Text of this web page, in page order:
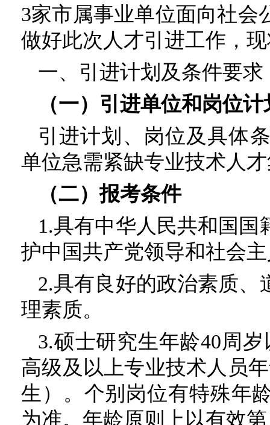
3家市属事业单位面向社会
做好此次人才引进工作，
一、引进计划及条件要求
（一）引进单位和岗位计
引进计划、岗位及具体
单位急需紧缺专业技术人
（二）报考条件
1.具有中华人民共和国
护中国共产党领导和社会
2.具有良好的政治素质
理素质。
3.硕士研究生年龄40周
高级及以上专业技术人员
生）。个别岗位有特殊年
为准。年龄原则上以有效